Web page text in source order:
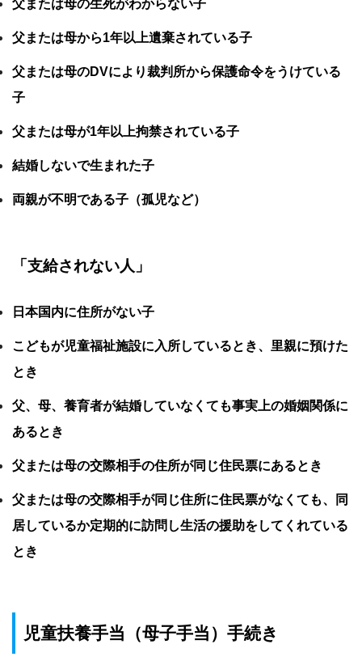
父または母の生死がわからない子
父または母から1年以上遺棄されている子
父または母のDVにより裁判所から保護命令をうけている
子
父または母が1年以上拘禁されている子
結婚しないで生まれた子
両親が不明である子（孤児など）
「支給されない人」
日本国内に住所がない子
こどもが児童福祉施設に入所しているとき、里親に預けた
とき
父、母、養育者が結婚していなくても事実上の婚姻関係に
あるとき
父または母の交際相手の住所が同じ住民票にあるとき
父または母の交際相手が同じ住所に住民票がなくても、同
居しているか定期的に訪問し生活の援助をしてくれている
とき
児童扶養手当（母子手当）手続き